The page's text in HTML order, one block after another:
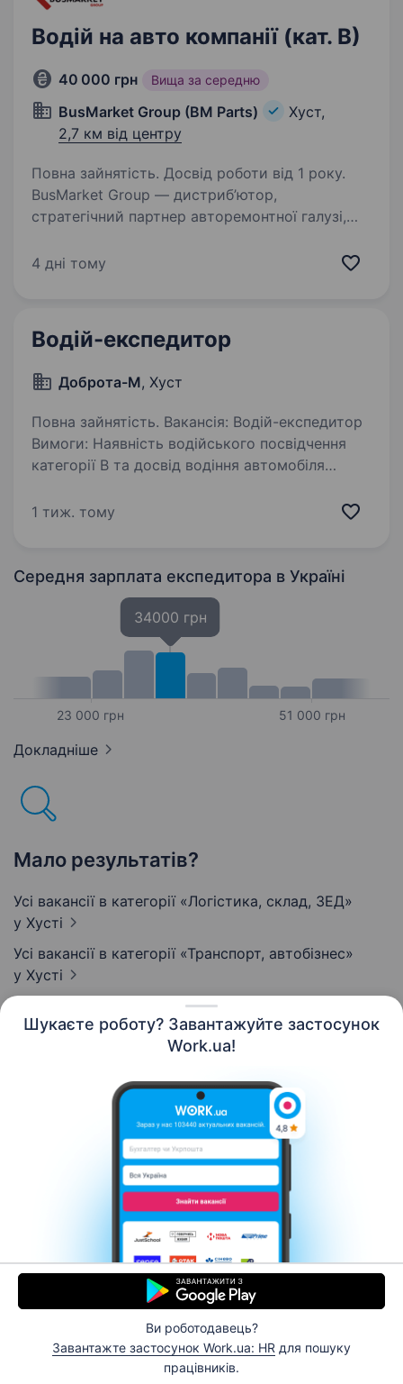
Шукаєте роботу? Завантажуйте застосунок
Work.ua!
Ви роботодавець?
Завантажте застосунок Work.ua: HR для пошуку
працівників.
Водій на авто компанії (кат. В)
40 000 грн Вища за середню
BusMarket Group (BM Parts)
Хуст,
2,7 км від центру
Повна зайнятість. Досвід роботи від 1 року.
BusMarket Group — дистриб’ютор,
стратегічний партнер авторемонтної галузі,
Обов’язки: Виконання маршрутів доставки
4 дні тому
Водій-експедитор
Доброта-М, Хуст
Повна зайнятість. Вакансія: Водій-експедитор
Вимоги: Наявність водійського посвідчення
категорії В та досвід водіння автомобіля
та пунктуальність. Проживання в м.Хуст
1 тиж. тому
Середня зарплата експедитора в Україні
23 000 грн
34000 грн
51 000 грн
Докладніше
Мало результатів?
Усі вакансії в категорії «Логістика, склад, ЗЕД»
у Хусті
Усі вакансії в категорії «Транспорт, автобізнес»
у Хусті
Контакти Про нас
Кар’єра
Допомога Умови використання
© 2006–2026 Work.ua. Сервіс пошуку роботи №1 в